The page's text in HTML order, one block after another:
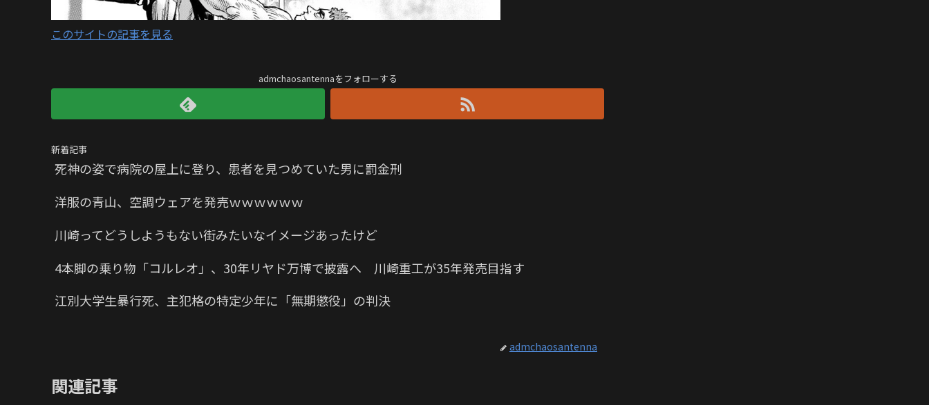
このサイトの記事を見る
admchaosantennaをフォローする
新着記事
死神の姿で病院の屋上に登り、患者を見つめていた男に罰金刑
洋服の青山、空調ウェアを発売ｗｗｗｗｗｗ
川崎ってどうしようもない街みたいなイメージあったけど
4本脚の乗り物「コルレオ」、30年リヤド万博で披露へ 川崎重工が35年発売目指す
江別大学生暴行死、主犯格の特定少年に「無期懲役」の判決
admchaosantenna
関連記事